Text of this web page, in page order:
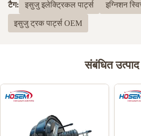
पूर्ण ऑटो पार्ट्स के साथ काम करते हैं।
अनुरूप मॉडल भागों की जरूरत है, तो
टैग: इसुजु इलेक्ट्रिकल पार्ट्स इग्निशन
इसुजु ट्रक पार्ट्स OEM
संबंधित उत्पाद